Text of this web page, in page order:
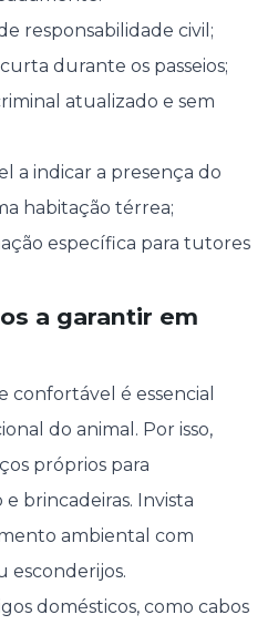
responsabilidade civil;
durante os passeios;
atualizado e sem
a indicar a presença do
habitação térrea;
específica para tutores
a garantir em
confortável é essencial
do animal. Por isso,
próprios para
brincadeiras. Invista
ambiental com
esconderijos.
domésticos, como cabos